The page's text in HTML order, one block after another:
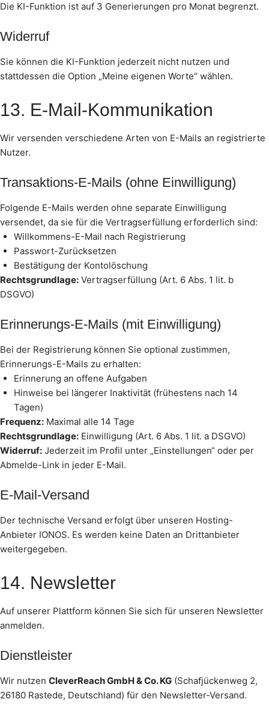
Die KI-Funktion ist auf 3 Generierungen pro Monat begrenzt.
Widerruf
Sie können die KI-Funktion jederzeit nicht nutzen und
stattdessen die Option „Meine eigenen Worte“ wählen.
13. E-Mail-Kommunikation
Wir versenden verschiedene Arten von E-Mails an registrierte
Nutzer.
Transaktions-E-Mails (ohne Einwilligung)
Folgende E-Mails werden ohne separate Einwilligung
versendet, da sie für die Vertragserfüllung erforderlich sind:
Willkommens-E-Mail nach Registrierung
Passwort-Zurücksetzen
Bestätigung der Kontolöschung
Rechtsgrundlage: Vertragserfüllung (Art. 6 Abs. 1 lit. b
DSGVO)
Erinnerungs-E-Mails (mit Einwilligung)
Bei der Registrierung können Sie optional zustimmen,
Erinnerungs-E-Mails zu erhalten:
Erinnerung an offene Aufgaben
Hinweise bei längerer Inaktivität (frühestens nach 14
Tagen)
Frequenz: Maximal alle 14 Tage
Rechtsgrundlage: Einwilligung (Art. 6 Abs. 1 lit. a DSGVO)
Widerruf: Jederzeit im Profil unter „Einstellungen“ oder per
Abmelde-Link in jeder E-Mail.
E-Mail-Versand
Der technische Versand erfolgt über unseren Hosting-
Anbieter IONOS. Es werden keine Daten an Drittanbieter
weitergegeben.
14. Newsletter
Auf unserer Plattform können Sie sich für unseren Newsletter
anmelden.
Dienstleister
Wir nutzen CleverReach GmbH & Co. KG (Schafjückenweg 2,
26180 Rastede, Deutschland) für den Newsletter-Versand.